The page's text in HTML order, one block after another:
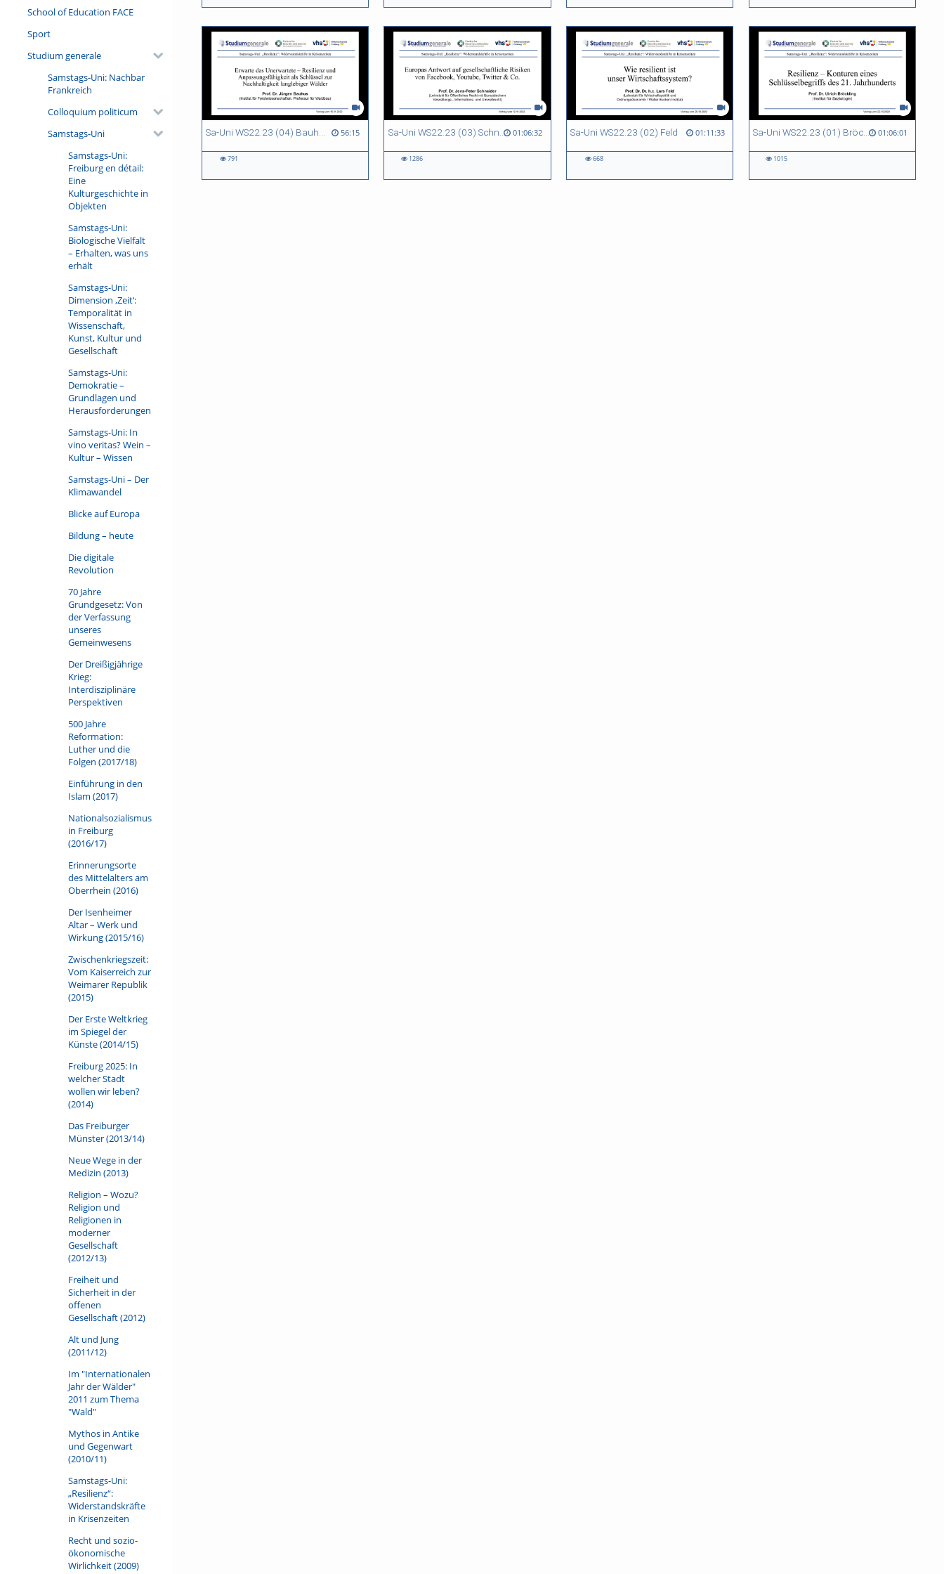
School of Education FACE
Sport
Studium generale
Samstags-Uni: Nachbar
Frankreich
Colloquium politicum
Samstags-Uni
Samstags-Uni:
Freiburg en détail:
Eine
Kulturgeschichte in
Objekten
Samstags-Uni:
Biologische Vielfalt
– Erhalten, was uns
erhält
Samstags-Uni:
Dimension ‚Zeit‘:
Temporalität in
Wissenschaft,
Kunst, Kultur und
Gesellschaft
Samstags-Uni:
Demokratie –
Grundlagen und
Herausforderungen
Samstags-Uni: In
vino veritas? Wein –
Kultur – Wissen
Samstags-Uni – Der
Klimawandel
Blicke auf Europa
Bildung – heute
Die digitale
Revolution
70 Jahre
Grundgesetz: Von
der Verfassung
unseres
Gemeinwesens
Der Dreißigjährige
Krieg:
Interdisziplinäre
Perspektiven
500 Jahre
Reformation:
Luther und die
Folgen (2017/18)
Einführung in den
Islam (2017)
Nationalsozialismus
in Freiburg
(2016/17)
Erinnerungsorte
des Mittelalters am
Oberrhein (2016)
Der Isenheimer
Altar – Werk und
Wirkung (2015/16)
Zwischenkriegszeit:
Vom Kaiserreich zur
Weimarer Republik
(2015)
Der Erste Weltkrieg
im Spiegel der
Künste (2014/15)
Freiburg 2025: In
welcher Stadt
wollen wir leben?
(2014)
Das Freiburger
Münster (2013/14)
Neue Wege in der
Medizin (2013)
Religion – Wozu?
Religion und
Religionen in
moderner
Gesellschaft
(2012/13)
Freiheit und
Sicherheit in der
offenen
Gesellschaft (2012)
Alt und Jung
(2011/12)
Im "Internationalen
Jahr der Wälder"
2011 zum Thema
"Wald"
Mythos in Antike
und Gegenwart
(2010/11)
Samstags-Uni:
„Resilienz“:
Widerstandskräfte
in Krisenzeiten
Recht und sozio-
ökonomische
Wirlichkeit (2009)
Sa-Uni WS22.23 (04) Bauhus 56:15
56:15 duration
791
Sa-Uni WS22.23 (03) Schneider 01:06:32
01:06:32 duration
1286
Sa-Uni WS22.23 (02) Feld 01:11:33
01:11:33 duration
668
Sa-Uni WS22.23 (01) Bröckling 01:06:01
01:06:01 duration
1015